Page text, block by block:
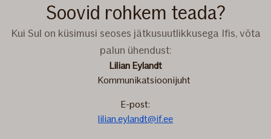
Soovid rohkem teada?
Kui Sul on küsimusi seoses jätkusuutlikkusega Ifis, võta
palun ühendust:
Lilian Eylandt
Kommunikatsioonijuht
E-post:
lilian.eylandt@if.ee